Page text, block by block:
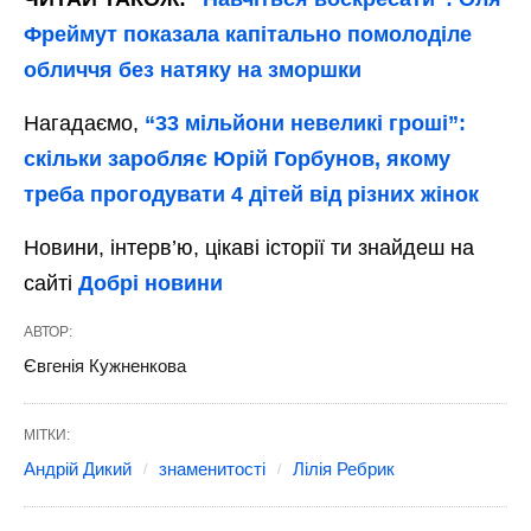
Фреймут показала капітально помолоділе
обличчя без натяку на зморшки
Нагадаємо, “33 мільйони невеликі гроші”:
скільки заробляє Юрій Горбунов, якому
треба прогодувати 4 дітей від різних жінок
Новини, інтерв’ю, цікаві історії ти знайдеш на
сайті Добрі новини
АВТОР:
Євгенія Кужненкова
МІТКИ:
Андрій Дикий знаменитості Лілія Ребрик